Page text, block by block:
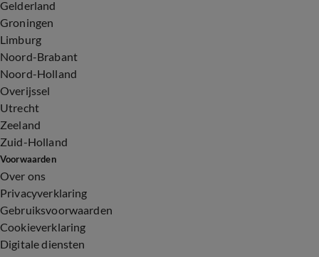
Gelderland
Groningen
Limburg
Noord-Brabant
Noord-Holland
Overijssel
Utrecht
Zeeland
Zuid-Holland
Voorwaarden
Over ons
Privacyverklaring
Gebruiksvoorwaarden
Cookieverklaring
Digitale diensten